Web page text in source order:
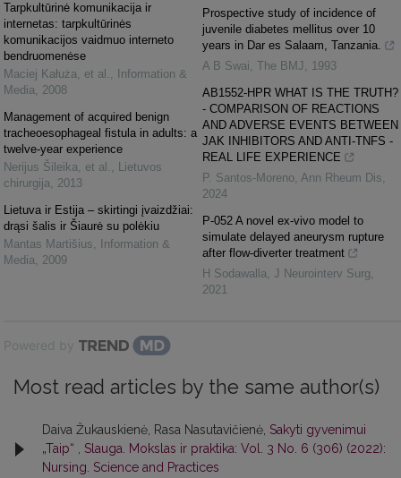
Tarpkultūrinė komunikacija ir
internetas: tarpkultūrinės
komunikacijos vaidmuo interneto
bendruomenėse
Maciej Kałuża, et al. ,
Information &
Media, 2008
Management of acquired benign
tracheoesophageal fistula in adults: a
twelve-year experience
Nerijus Šileika, et al. , Lietuvos
chirurgija, 2013
Lietuva ir Estija – skirtingi įvaizdžiai:
drąsi šalis ir Šiaurė su polėkiu
Mantas Martišius,
Information &
Media, 2009
Prospective study of incidence of
juvenile diabetes mellitus over 10
years in Dar es Salaam, Tanzania.
A B Swai, The BMJ, 1993
AB1552-HPR WHAT IS THE TRUTH?
- COMPARISON OF REACTIONS
AND ADVERSE EVENTS BETWEEN
JAK INHIBITORS AND ANTI-TNFS -
REAL LIFE EXPERIENCE
P. Santos-Moreno, Ann Rheum Dis,
2024
P-052 A novel ex-vivo model to
simulate delayed aneurysm rupture
after flow-diverter treatment
H Sodawalla, J Neurointerv Surg,
2021
Powered by
Most read articles by the same author(s)
Daiva Žukauskienė, Rasa Nasutavičienė, Sakyti gyvenimui
„Taip“ , Slauga. Mokslas ir praktika: Vol. 3 No. 6 (306) (2022):
Nursing. Science and Practices